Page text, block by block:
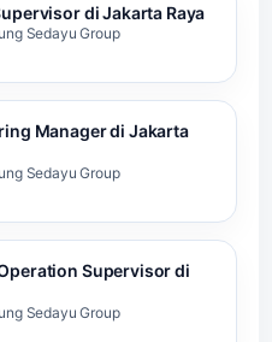
di Jakarta Raya
Sedayu Group
Manager di Jakarta
Sedayu Group
Supervisor di
Sedayu Group